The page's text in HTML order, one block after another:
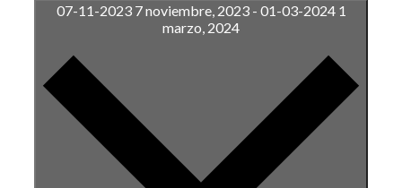
07-11-2023 7 noviembre, 2023 - 01-03-2024 1
marzo, 2024